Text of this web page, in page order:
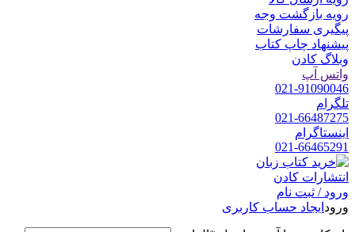
رویه بازگشت وجه
پیگیری سفارشات
پیشنهاد چاپ کتاب
وبلاگ کادن
واتس آپ
021-91090046
تلگرام
021-66487275
اینستاگرام
021-66465291
ورود / ثبت نام
ورود ایجاد حساب کاربری